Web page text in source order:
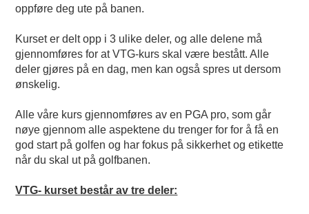
oppføre deg ute på banen.
Kurset er delt opp i 3 ulike deler, og alle delene må
gjennomføres for at VTG-kurs skal være bestått. Alle
deler gjøres på en dag, men kan også spres ut dersom
ønskelig.
Alle våre kurs gjennomføres av en PGA pro, som går
nøye gjennom alle aspektene du trenger for for å få en
god start på golfen og har fokus på sikkerhet og etikette
når du skal ut på golfbanen.
VTG- kurset består av tre deler: